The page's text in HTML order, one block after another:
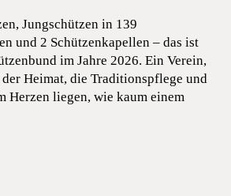
Jungschützen in 139
und 2 Schützenkapellen – das ist
im Jahre 2026. Ein Verein,
Heimat, die Traditionspflege und
Herzen liegen, wie kaum einem